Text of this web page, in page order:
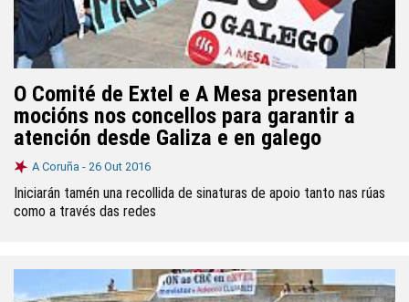
O Comité de Extel e A Mesa presentan
mocións nos concellos para garantir a
atención desde Galiza e en galego
A Coruña - 26 Out 2016
Iniciarán tamén una recollida de sinaturas de apoio tanto nas rúas
como a través das redes